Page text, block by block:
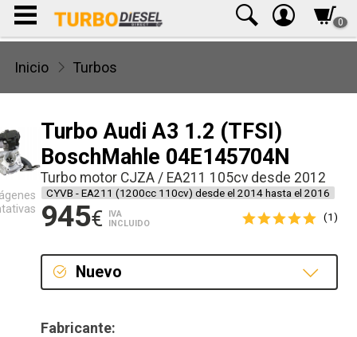
0
Inicio Turbos
Turbo Audi A3 1.2 (TFSI)
BoschMahle 04E145704N
Turbo motor CJZA / EA211 105cv desde 2012
CYVB - EA211 (1200cc 110cv) desde el 2014 hasta el 2016
945€
IVA
INCLUIDO
(1)
Nuevo
Fabricante: